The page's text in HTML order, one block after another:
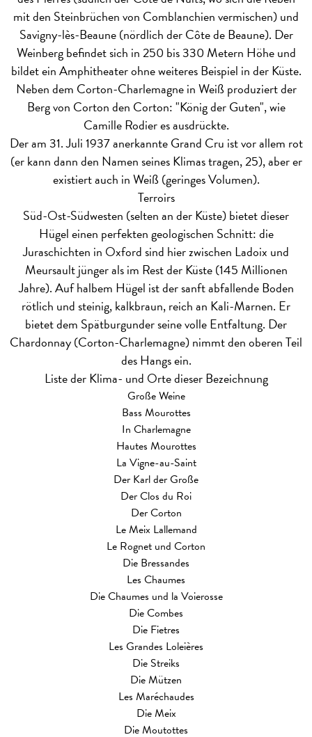
mit den Steinbrüchen von Comblanchien vermischen) und
Savigny-lès-Beaune (nördlich der Côte de Beaune). Der
Weinberg befindet sich in 250 bis 330 Metern Höhe und
bildet ein Amphitheater ohne weiteres Beispiel in der Küste.
Neben dem Corton-Charlemagne in Weiß produziert der
Berg von Corton den Corton: "König der Guten", wie
Camille Rodier es ausdrückte.
Der am 31. Juli 1937 anerkannte Grand Cru ist vor allem rot
(er kann dann den Namen seines Klimas tragen, 25), aber er
existiert auch in Weiß (geringes Volumen).
Terroirs
Süd-Ost-Südwesten (selten an der Küste) bietet dieser
Hügel einen perfekten geologischen Schnitt: die
Juraschichten in Oxford sind hier zwischen Ladoix und
Meursault jünger als im Rest der Küste (145 Millionen
Jahre). Auf halbem Hügel ist der sanft abfallende Boden
rötlich und steinig, kalkbraun, reich an Kali-Marnen. Er
bietet dem Spätburgunder seine volle Entfaltung. Der
Chardonnay (Corton-Charlemagne) nimmt den oberen Teil
des Hangs ein.
Liste der Klima- und Orte dieser Bezeichnung
Große Weine
Bass Mourottes
In Charlemagne
Hautes Mourottes
La Vigne-au-Saint
Der Karl der Große
Der Clos du Roi
Der Corton
Le Meix Lallemand
Le Rognet und Corton
Die Bressandes
Les Chaumes
Die Chaumes und la Voierosse
Die Combes
Die Fietres
Les Grandes Loleières
Die Streiks
Die Mützen
Les Maréchaudes
Die Meix
Die Moutottes